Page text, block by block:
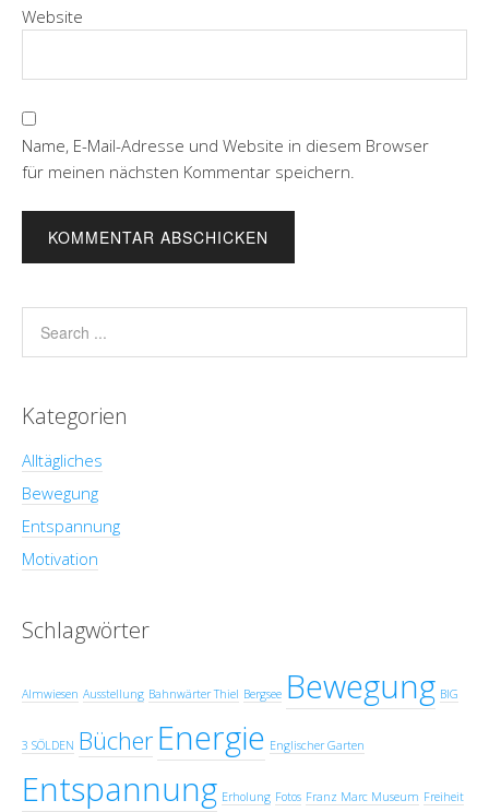
Website
Name, E-Mail-Adresse und Website in diesem Browser
für meinen nächsten Kommentar speichern.
Kategorien
Alltägliches
Bewegung
Entspannung
Motivation
Schlagwörter
Almwiesen Ausstellung Bahnwärter Thiel Bergsee Bewegung BIG
3 SÖLDEN Bücher Energie Englischer Garten
Entspannung Erholung Fotos Franz Marc Museum Freiheit